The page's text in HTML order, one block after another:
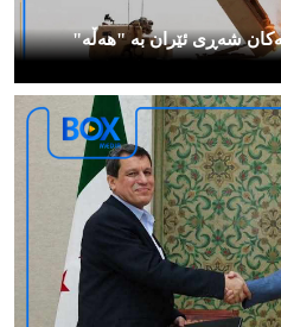
شەڕی ئێران بە "هەڵە"